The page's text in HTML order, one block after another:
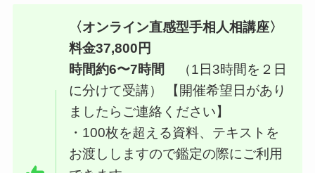
〈オンライン直感型手相人相講座〉
料金37,800円
時間約6〜7時間 （1日3時間を２日
に分けて受講） 【開催希望日があり
ましたらご連絡ください】
・100枚を超える資料、テキストを
お渡ししますので鑑定の際にご利用